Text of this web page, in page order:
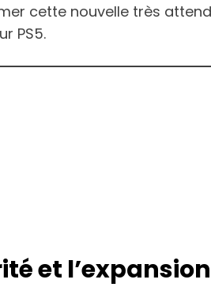
cette nouvelle très
PS5.
et l’expansion